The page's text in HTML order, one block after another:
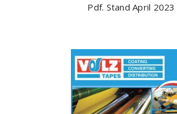
Pdf. Stand April 2023